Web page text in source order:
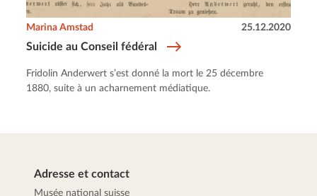
Suicide au Conseil fédéral
Marina Amstad 25.12.2020
Fridolin Anderwert s’est donné la mort le 25 décembre
1880, suite à un acharnement médiatique.
Adresse et contact
Musée national suisse